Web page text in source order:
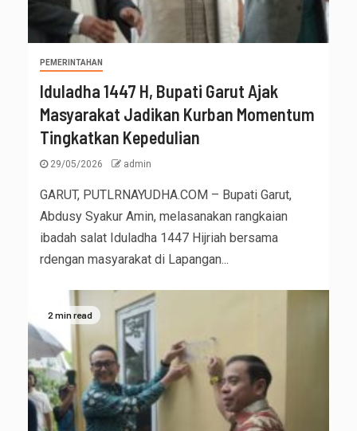
PEMERINTAHAN
Iduladha 1447 H, Bupati Garut Ajak
Masyarakat Jadikan Kurban Momentum
Tingkatkan Kepedulian
29/05/2026 admin
GARUT, PUTLRNAYUDHA.COM – Bupati Garut,
Abdusy Syakur Amin, melasanakan rangkaian
ibadah salat Iduladha 1447 Hijriah bersama
rdengan masyarakat di Lapangan...
2 min read